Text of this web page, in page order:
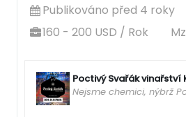
Publikováno před 4 roky
160 - 200 USD / Rok
Poctivý Svařák vinařství
Nejsme chemici, nýbrž